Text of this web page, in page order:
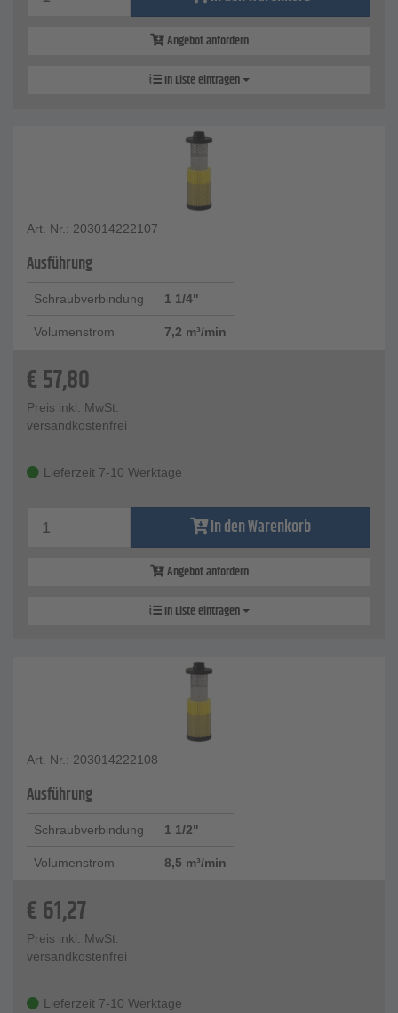
Angebot anfordern
In Liste eintragen
Art. Nr.: 203014222107
Ausführung
Schraubverbindung 1 1/4"
Volumenstrom 7,2 m³/min
€57,80
Preis inkl. MwSt.
versandkostenfrei
Lieferzeit 7-10 Werktage
In den Warenkorb
Angebot anfordern
In Liste eintragen
Art. Nr.: 203014222108
Ausführung
Schraubverbindung 1 1/2"
Volumenstrom 8,5 m³/min
€61,27
Preis inkl. MwSt.
versandkostenfrei
Lieferzeit 7-10 Werktage